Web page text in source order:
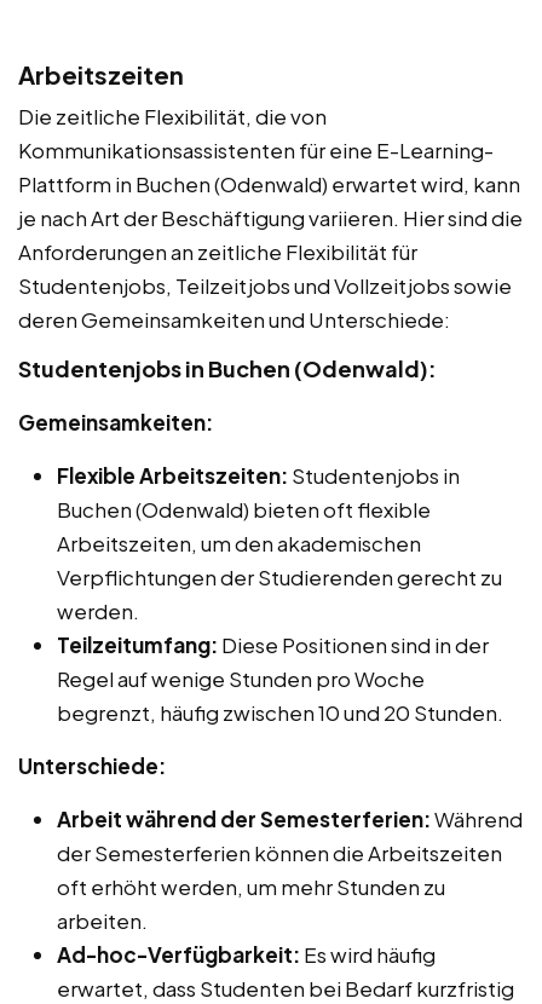
Arbeitszeiten
Die zeitliche Flexibilität, die von
Kommunikationsassistenten für eine E-Learning-
Plattform in Buchen (Odenwald) erwartet wird, kann
je nach Art der Beschäftigung variieren. Hier sind die
Anforderungen an zeitliche Flexibilität für
Studentenjobs, Teilzeitjobs und Vollzeitjobs sowie
deren Gemeinsamkeiten und Unterschiede:
Studentenjobs in Buchen (Odenwald):
Gemeinsamkeiten:
Flexible Arbeitszeiten: Studentenjobs in
Buchen (Odenwald) bieten oft flexible
Arbeitszeiten, um den akademischen
Verpflichtungen der Studierenden gerecht zu
werden.
Teilzeitumfang: Diese Positionen sind in der
Regel auf wenige Stunden pro Woche
begrenzt, häufig zwischen 10 und 20 Stunden.
Unterschiede:
Arbeit während der Semesterferien:Während
der Semesterferien können die Arbeitszeiten
oft erhöht werden, um mehr Stunden zu
arbeiten.
Ad-hoc-Verfügbarkeit: Es wird häufig
erwartet, dass Studenten bei Bedarf kurzfristig